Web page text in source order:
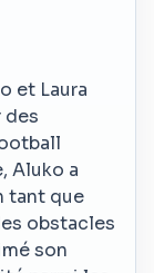
et Laura
des
Aluko a
tant que
obstacles
son